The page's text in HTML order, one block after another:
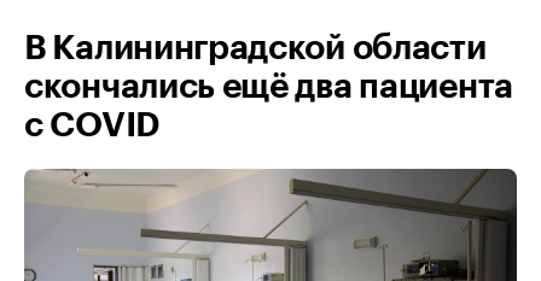
В Калининградской области
скончались ещё два пациента
с COVID